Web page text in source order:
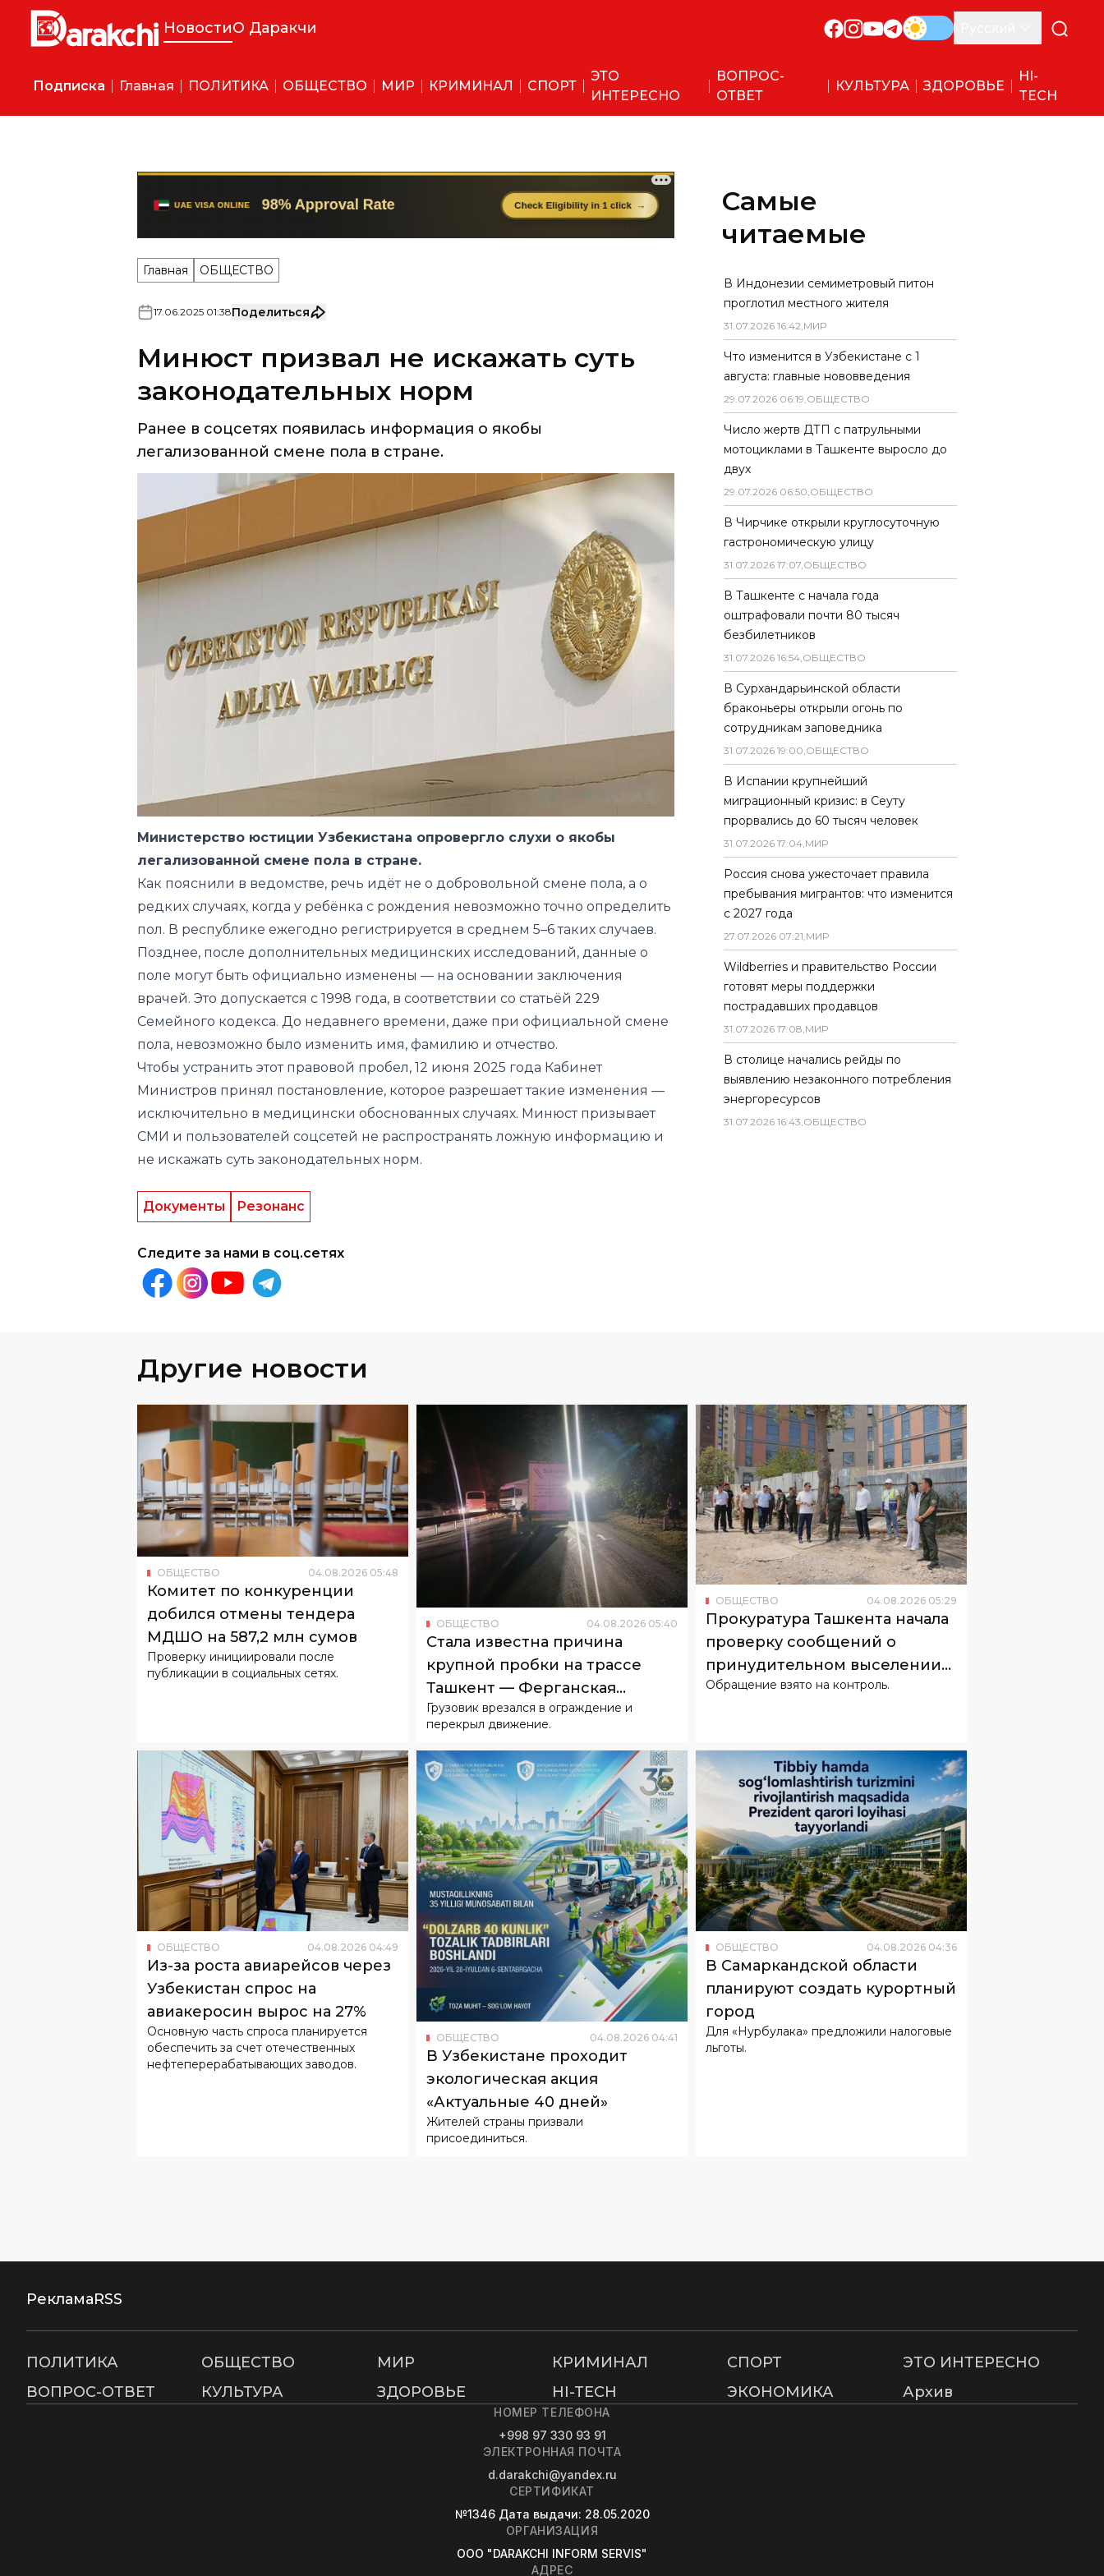
НовостиО Даракчи
Подписка Главная ПОЛИТИКА ОБЩЕСТВО МИР КРИМИНАЛ СПОРТ
ЭТО
ИНТЕРЕСНО
ВОПРОС-
ОТВЕТ
КУЛЬТУРА ЗДОРОВЬЕ
HI-
TECH
Главная ОБЩЕСТВО
17 06 2025 01:38Поделиться
Минюст призвал не искажать суть
законодательных норм
Ранее в соцсетях появилась информация о якобы
легализованной смене пола в стране.
Министерство юстиции Узбекистана опровергло слухи о якобы
легализованной смене пола в стране.
Как пояснили в ведомстве, речь идёт не о добровольной смене пола, а о
редких случаях, когда у ребёнка с рождения невозможно точно определить
пол. В республике ежегодно регистрируется в среднем 5–6 таких случаев.
Позднее, после дополнительных медицинских исследований, данные о
поле могут быть официально изменены — на основании заключения
врачей. Это допускается с 1998 года, в соответствии со статьёй 229
Семейного кодекса. До недавнего времени, даже при официальной смене
пола, невозможно было изменить имя, фамилию и отчество.
Чтобы устранить этот правовой пробел, 12 июня 2025 года Кабинет
Министров принял постановление, которое разрешает такие изменения —
исключительно в медицински обоснованных случаях. Минюст призывает
СМИ и пользователей соцсетей не распространять ложную информацию и
не искажать суть законодательных норм.
Документы Резонанс
Следите за нами в соц.сетях
Самые
читаемые
В Индонезии семиметровый питон
проглотил местного жителя
31.07.2026 16:42,МИР
Что изменится в Узбекистане с 1
августа: главные нововведения
29.07.2026 06:19,ОБЩЕСТВО
Число жертв ДТП с патрульными
мотоциклами в Ташкенте выросло до
двух
29.07.2026 06:50,ОБЩЕСТВО
В Чирчике открыли круглосуточную
гастрономическую улицу
31.07.2026 17:07,ОБЩЕСТВО
В Ташкенте с начала года
оштрафовали почти 80 тысяч
безбилетников
31.07.2026 16:54,ОБЩЕСТВО
В Сурхандарьинской области
браконьеры открыли огонь по
сотрудникам заповедника
31.07.2026 19:00,ОБЩЕСТВО
В Испании крупнейший
миграционный кризис: в Сеуту
прорвались до 60 тысяч человек
31.07.2026 17:04,МИР
Россия снова ужесточает правила
пребывания мигрантов: что изменится
с 2027 года
27.07.2026 07:21,МИР
Wildberries и правительство России
готовят меры поддержки
пострадавших продавцов
31.07.2026 17:08,МИР
В столице начались рейды по
выявлению незаконного потребления
энергоресурсов
31.07.2026 16:43,ОБЩЕСТВО
Другие новости
ОБЩЕСТВО 04.08.2026 05:48
Комитет по конкуренции
добился отмены тендера
МДШО на 587,2 млн сумов
Проверку инициировали после
публикации в социальных сетях.
ОБЩЕСТВО 04.08.2026 05:40
Стала известна причина
крупной пробки на трассе
Ташкент — Ферганская
долина
Грузовик врезался в ограждение и
перекрыл движение.
ОБЩЕСТВО 04.08.2026 05:29
Прокуратура Ташкента начала
проверку сообщений о
принудительном выселении
жителей
Обращение взято на контроль.
ОБЩЕСТВО 04.08.2026 04:49
Из-за роста авиарейсов через
Узбекистан спрос на
авиакеросин вырос на 27%
Основную часть спроса планируется
обеспечить за счет отечественных
нефтеперерабатывающих заводов.
ОБЩЕСТВО 04.08.2026 04:41
В Узбекистане проходит
экологическая акция
«Актуальные 40 дней»
Жителей страны призвали
присоединиться.
ОБЩЕСТВО 04.08.2026 04:36
В Самаркандской области
планируют создать курортный
город
Для «Нурбулака» предложили налоговые
льготы.
РекламаRSS
ПОЛИТИКА ОБЩЕСТВО МИР КРИМИНАЛ СПОРТ
ЭТО ИНТЕРЕСНО
ВОПРОС-ОТВЕТ
КУЛЬТУРА ЗДОРОВЬЕ HI-TECH ЭКОНОМИКА Архив
НОМЕР ТЕЛЕФОНА
+998 97 330 93 91
ЭЛЕКТРОННАЯ ПОЧТА
d.darakchi@yandex.ru
СЕРТИФИКАТ
№1346 Дата выдачи: 28.05.2020
ОРГАНИЗАЦИЯ
OOO "DARAKCHI INFORM SERVIS"
АДРЕС